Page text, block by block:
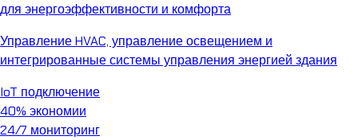
для энергоэффективности и комфорта
Управление HVAC, управление освещением и
интегрированные системы управления энергией здания
IoT подключение
40% экономии
24/7 мониторинг